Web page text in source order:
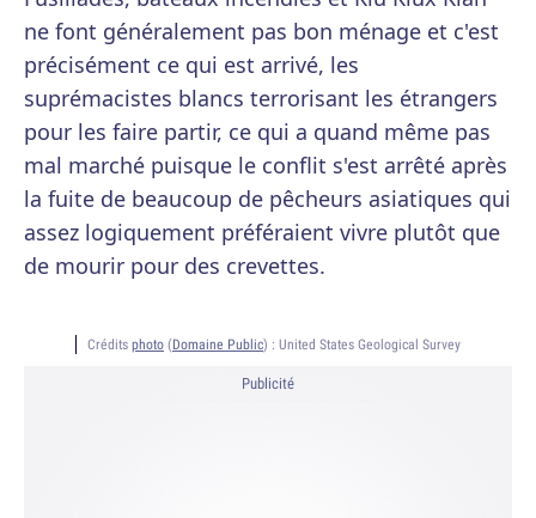
ne font généralement pas bon ménage et c'est
précisément ce qui est arrivé, les
suprémacistes blancs terrorisant les étrangers
pour les faire partir, ce qui a quand même pas
mal marché puisque le conflit s'est arrêté après
la fuite de beaucoup de pêcheurs asiatiques qui
assez logiquement préféraient vivre plutôt que
de mourir pour des crevettes.
Crédits photo (Domaine Public) : United States Geological Survey
Publicité